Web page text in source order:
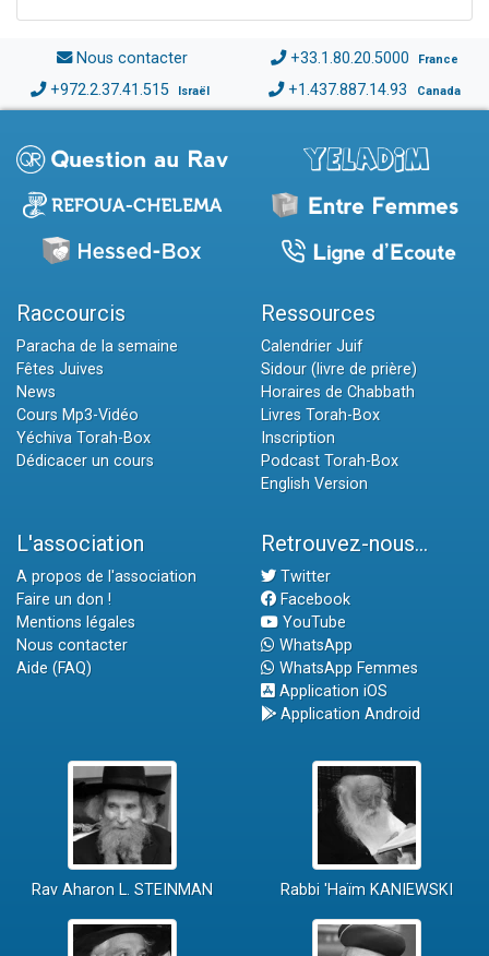
Nous contacter +33.1.80.20.5000 France
+972.2.37.41.515 Israël +1.437.887.14.93 Canada
Raccourcis
Paracha de la semaine
Fêtes Juives
News
Cours Mp3-Vidéo
Yéchiva Torah-Box
Dédicacer un cours
Ressources
Calendrier Juif
Sidour (livre de prière)
Horaires de Chabbath
Livres Torah-Box
Inscription
Podcast Torah-Box
English Version
L'association
A propos de l'association
Faire un don !
Mentions légales
Nous contacter
Aide (FAQ)
Retrouvez-nous...
Twitter
Facebook
YouTube
WhatsApp
WhatsApp Femmes
Application iOS
Application Android
Rav Aharon L. STEINMAN Rabbi 'Haïm KANIEWSKI